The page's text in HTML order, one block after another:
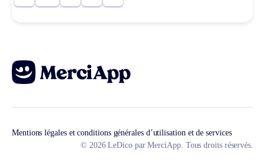
Mentions légales et conditions générales d’utilisation et de services
© 2026 LeDico par MerciApp. Tous droits réservés.